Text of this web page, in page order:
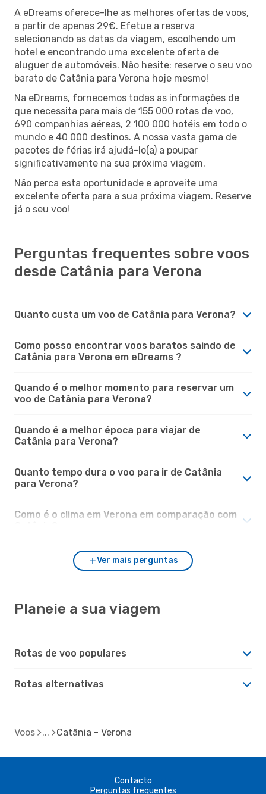
A eDreams oferece-lhe as melhores ofertas de voos,
a partir de apenas 29€. Efetue a reserva
selecionando as datas da viagem, escolhendo um
hotel e encontrando uma excelente oferta de
aluguer de automóveis. Não hesite: reserve o seu voo
barato de Catânia para Verona hoje mesmo!
Na eDreams, fornecemos todas as informações de
que necessita para mais de 155 000 rotas de voo,
690 companhias aéreas, 2 100 000 hotéis em todo o
mundo e 40 000 destinos. A nossa vasta gama de
pacotes de férias irá ajudá-lo(a) a poupar
significativamente na sua próxima viagem.
Não perca esta oportunidade e aproveite uma
excelente oferta para a sua próxima viagem. Reserve
já o seu voo!
Perguntas frequentes sobre voos
desde Catânia para Verona
Quanto custa um voo de Catânia para Verona?
Como posso encontrar voos baratos saindo de
Catânia para Verona em eDreams ?
Quando é o melhor momento para reservar um
voo de Catânia para Verona?
Quando é a melhor época para viajar de
Catânia para Verona?
Quanto tempo dura o voo para ir de Catânia
para Verona?
Como é o clima em Verona em comparação com
Ver mais perguntas
Planeie a sua viagem
Rotas de voo populares
Rotas alternativas
Voos Catânia - Verona
Contacto
Perguntas frequentes